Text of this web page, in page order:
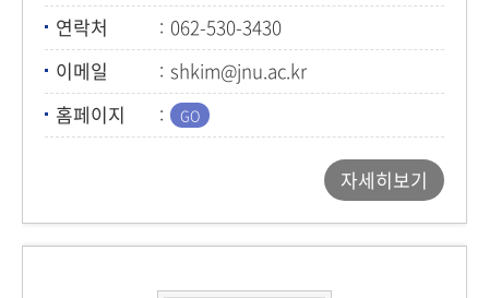
연락처
062-530-3430
이메일
shkim@jnu.ac.kr
홈페이지
자세히보기